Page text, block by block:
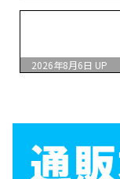
2026年8月6日 UP